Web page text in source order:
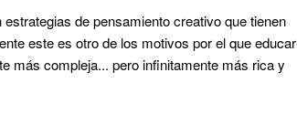
de pensamiento creativo que tienen
este es otro de los motivos por el que educar
más compleja... pero infinitamente más rica y